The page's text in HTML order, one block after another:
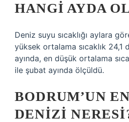
HANGI AYDA
Deniz suyu sıcaklığı aylara
yüksek ortalama sıcaklık 24,1
ayında, en düşük ortalama
ile şubat ayında ölçüldü.
BODRUM’UN
DENIZI